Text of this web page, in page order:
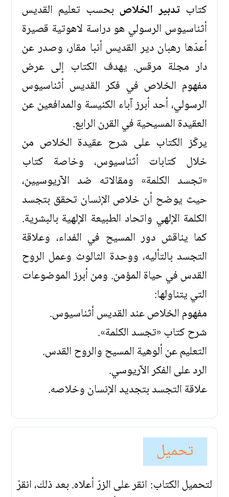
كتاب تدبير الخلاص بحسب تعليم القديس
أثناسيوس الرسولي هو دراسة لاهوتية قصيرة
أعدّها رهبان دير القديس أنبا مقار، وصدر عن
دار مجلة مرقس. يهدف الكتاب إلى عرض
مفهوم الخلاص في فكر القديس أثناسيوس
الرسولي، أحد أبرز آباء الكنيسة والمدافعين عن
العقيدة المسيحية في القرن الرابع.
يركّز الكتاب على شرح عقيدة الخلاص من
خلال كتابات أثناسيوس، وخاصة كتاب
«تجسد الكلمة» ومقالاته ضد الآريوسيين،
حيث يوضح أن خلاص الإنسان تحقق بتجسد
الكلمة الإلهي واتحاد الطبيعة الإلهية بالبشرية.
كما يناقش دور المسيح في الفداء، وعلاقة
التجسد بالتأليه، ووحدة الثالوث وعمل الروح
القدس في حياة المؤمن. ومن أبرز الموضوعات
التي يتناولها:
مفهوم الخلاص عند القديس أثناسيوس.
شرح كتاب «تجسد الكلمة».
التعليم عن ألوهية المسيح والروح القدس.
الرد على الفكر الآريوسي.
علاقة التجسد بتجديد الإنسان وخلاصه.
تحميل
لتحميل الكتاب: انقر على الزرّ أعلاه. بعد ذلك، انقرّ